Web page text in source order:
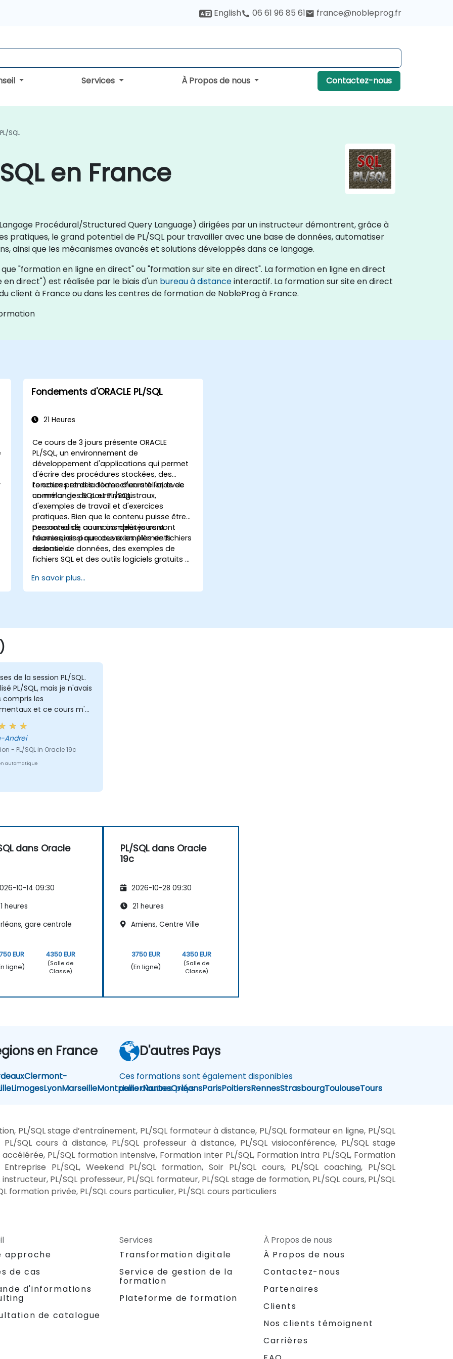
English 06 61 96 85 61 france@nobleprog.fr
Services À Propos de nous Contactez-nous
SQL
en France
Procédural/Structured Query Language) dirigées par un instructeur démontrent, grâce à
pratiques, le grand potentiel de PL/SQL pour travailler avec une base de données, automatiser
ainsi que les mécanismes avancés et solutions développés dans ce langage.
"formation en ligne en direct" ou "formation sur site en direct". La formation en ligne en direct
direct") est réalisée par le biais d'un bureau à distanceinteractif. La formation sur site en direct
client à France ou dans les centres de formation de NobleProg à France.
Fondements d'ORACLE PL/SQL
21 Heures
Ce cours de 3 jours présente ORACLE
PL/SQL, un environnement de
développement d'applications qui permet
d'écrire des procédures stockées, des
fonctions et des déclencheurs à l'aide de
commandes SQL et PL/SQL.
Le cours prend la forme d'un atelier, avec
un mélange de cours magistraux,
d'exemples de travail et d'exercices
pratiques. Bien que le contenu puisse être
personnalisé, au moins deux jours sont
nécessaires pour couvrir les éléments
essentiels.
Des notes de cours complètes sont
fournies, ainsi que des exemples de fichiers
de base de données, des exemples de
fichiers SQL et des outils logiciels gratuits à
données ORACLE.
En savoir plus...
de la session PL/SQL.
PL/SQL, mais je n'avais
compris les
et ce cours m'a
aidé à comprendre
PL/SQL.
Andrei
- PL/SQL in Oracle 19c
automatique
dans Oracle
10-14 09:30
heures
gare centrale
EUR
ligne)
4350 EUR
(Salle de
Classe)
PL/SQL dans Oracle
19c
2026-10-28 09:30
21 heures
Amiens, Centre Ville
3750 EUR
(En ligne)
4350 EUR
(Salle de
Classe)
en France
Clermont-
LimogesLyonMarseilleMontpellierNantesOrléansParisPoitiersRennesStrasbourgToulouseTours
D'autres Pays
Ces formations sont également disponibles
dans d'autres pays
PL/SQL stage d’entraînement, PL/SQL formateur à distance, PL/SQL formateur en ligne, PL/SQL
SQL cours à distance, PL/SQL professeur à distance, PL/SQL visioconférence, PL/SQL stage
PL/SQL formation intensive, Formation inter PL/SQL, Formation intra PL/SQL, Formation
PL/SQL, Weekend PL/SQL formation, Soir PL/SQL cours, PL/SQL coaching, PL/SQL
PL/SQL professeur, PL/SQL formateur, PL/SQL stage de formation, PL/SQL cours, PL/SQL
formation privée, PL/SQL cours particulier, PL/SQL cours particuliers
approche
de cas
d'informations
de catalogue
Services
Transformation digitale
Service de gestion de la
formation
Plateforme de formation
À Propos de nous
À Propos de nous
Contactez-nous
Partenaires
Clients
Nos clients témoignent
Carrières